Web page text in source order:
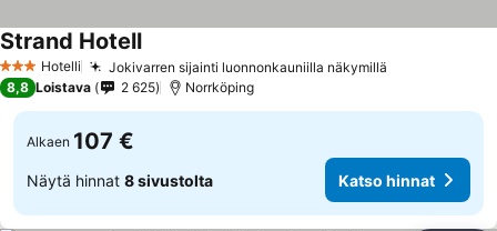
3 Tähtiluokitus
Hotelli Jokivarren sijainti luonnonkauniilla näkymillä
Strand Hotell
8,8 Loistava 2 625 Norrköping
Alkaen 107 €
Näytä hinnat 8 sivustolta Katso hinnat